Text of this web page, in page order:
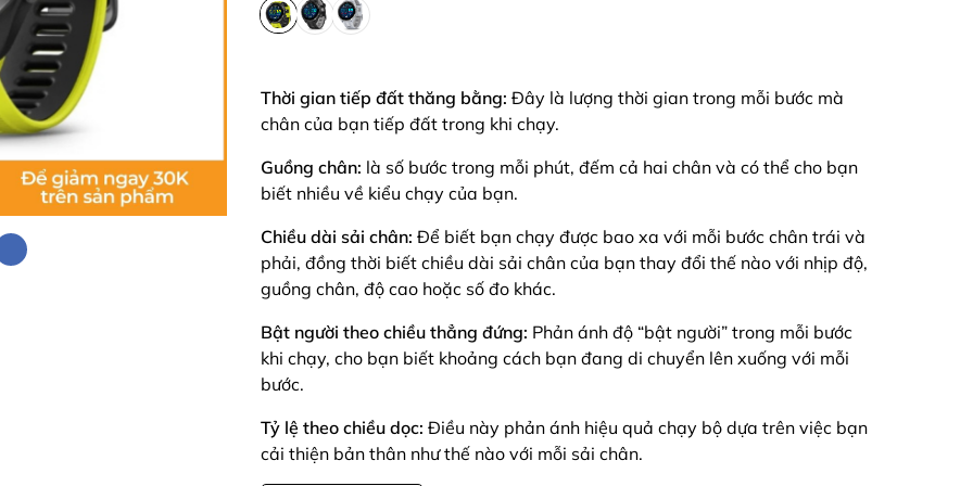
Thời gian tiếp đất thăng bằng: Đây là lượng thời gian trong mỗi bước mà
chân của bạn tiếp đất trong khi chạy.
Guồng chân: là số bước trong mỗi phút, đếm cả hai chân và có thể cho bạn
biết nhiều về kiểu chạy của bạn.
Chiều dài sải chân: Để biết bạn chạy được bao xa với mỗi bước chân trái và
phải, đồng thời biết chiều dài sải chân của bạn thay đổi thế nào với nhịp độ,
guồng chân, độ cao hoặc số đo khác.
Bật người theo chiều thẳng đứng: Phản ánh độ “bật người” trong mỗi bước
khi chạy, cho bạn biết khoảng cách bạn đang di chuyển lên xuống với mỗi
bước.
Tỷ lệ theo chiều dọc: Điều này phản ánh hiệu quả chạy bộ dựa trên việc bạn
cải thiện bản thân như thế nào với mỗi sải chân.